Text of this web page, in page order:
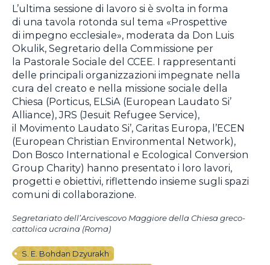
L’ultima sessione di lavoro si è svolta in forma
di una tavola rotonda sul tema «Prospettive
di impegno ecclesiale», moderata da Don Luis
Okulik, Segretario della Commissione per
la Pastorale Sociale del CCEE. I rappresentanti
delle principali organizzazioni impegnate nella
cura del creato e nella missione sociale della
Chiesa (Porticus, ELSiA (European Laudato Si’
Alliance), JRS (Jesuit Refugee Service),
il Movimento Laudato Si’, Caritas Europa, l’ECEN
(European Christian Environmental Network),
Don Bosco International e Ecological Conversion
Group Charity) hanno presentato i loro lavori,
progetti e obiettivi, riflettendo insieme sugli spazi
comuni di collaborazione.
Segretariato dell’Arcivescovo Maggiore della Chiesa greco-
cattolica ucraina (Roma)
S. E. Bohdan Dzyurakh